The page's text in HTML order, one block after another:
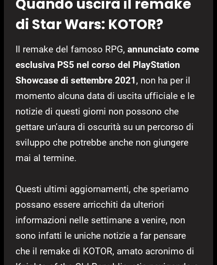
Quando uscirà il remake
di Star Wars: KOTOR?
Il remake del famoso RPG, annunciato come
esclusiva PS5 nel corso del PlayStation
Showcase di settembre 2021, non ha per il
momento alcuna data di uscita ufficiale e le
notizie di questi giorni non possono che
gettare un’aura di oscurità su un percorso di
sviluppo che potrebbe anche non giungere
mai al termine.
Questi ultimi aggiornamenti, che speriamo
possano essere arricchiti da ulteriori
informazioni nelle settimane a venire, non
sono infatti le uniche notizie a far pensare
che il remake di KOTOR, amato acronimo di